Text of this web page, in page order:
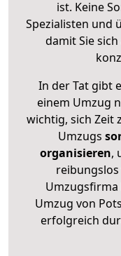
ist. Keine
Spezialisten und
damit Sie
In der Tat gibt
einem Umzug
wichtig, sich Zeit
Umzugs
organisieren,
Umzug von
erfolgreich